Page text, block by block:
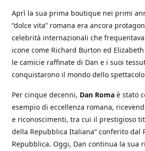
Aprì la sua prima boutique nei primi
“dolce vita” romana era ancora
celebrità internazionali che
icone come Richard Burton ed
le camicie raffinate di Dan e i suoi
conquistarono il mondo dello
Per cinque decenni, Dan Roma è stato
esempio di eccellenza romana,
e riconoscimenti, tra cui il prestigioso
della Repubblica Italiana” conferito dal
Repubblica. Oggi, Dan continua la sua